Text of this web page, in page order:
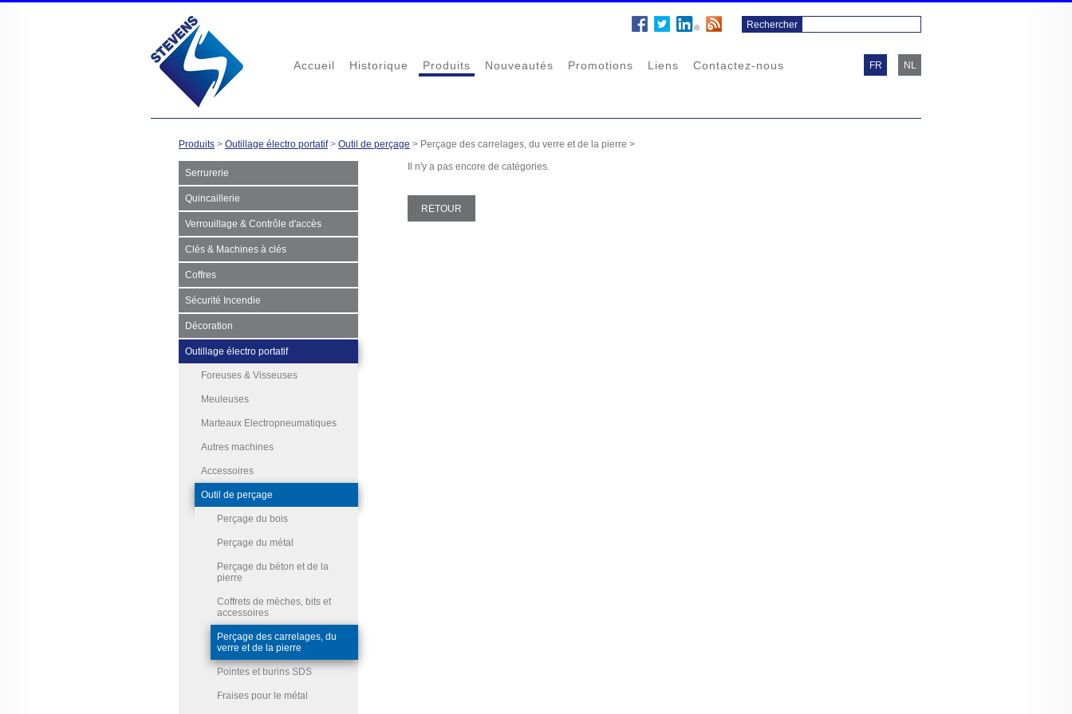
Accueil Historique Produits Nouveautés Promotions Liens Contactez-nous FR NL
Produits > Outillage électro portatif> Outil de perçage > Perçage des carrelages, du verre et de la pierre >
Serrurerie
Quincaillerie
Verrouillage & Contrôle d'accès
Clés & Machines à clés
Coffres
Sécurité Incendie
Décoration
Outillage électro portatif
Foreuses & Visseuses
Meuleuses
Marteaux Electropneumatiques
Autres machines
Accessoires
Outil de perçage
Perçage du bois
Perçage du métal
Perçage du béton et de la
pierre
Coffrets de mèches, bits et
accessoires
Perçage des carrelages, du
verre et de la pierre
Pointes et burins SDS
Fraises pour le métal
Il n'y a pas encore de catégories.
RETOUR